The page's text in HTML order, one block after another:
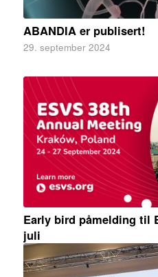
ABANDIA er publisert!
29. september 2024
Early bird påmelding til
juli